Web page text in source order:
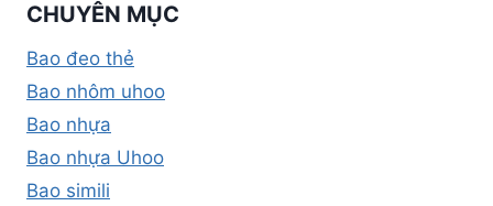
CHUYÊN MỤC
Bao đeo thẻ
Bao nhôm uhoo
Bao nhựa
Bao nhựa Uhoo
Bao simili